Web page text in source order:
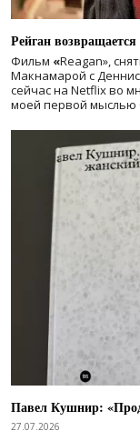
Рейган возвращается
Фильм «Reagan»,
Макнамарой с
сейчас на Netflix во
моей первой мыслью
Павел Кушнир:
27.07.2026